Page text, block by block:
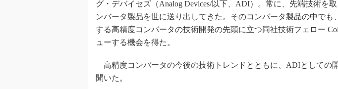
イノベーションは日本を救うのか
JASA発IoT通信
「英語に愛されないエンジニア」の
ための新行動論
グ・デバイセズ（Analog Devices/以下、ADI）。常に、先端技術を
ンバータ製品を世に送り出してきた。そのコンバータ製品の中でも
する高精度コンバータの技術開発の先頭に立つ同社技術フェロー
ューする機会を得た。
高精度コンバータの今後の技術トレンドとともに、ADIとしての
聞いた。